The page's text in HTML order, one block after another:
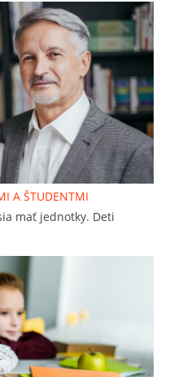
A ŠTUDENTMI
mať jednotky. Deti